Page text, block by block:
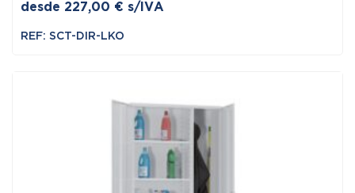
desde 227,00 € s/IVA
REF: SCT-DIR-LKO